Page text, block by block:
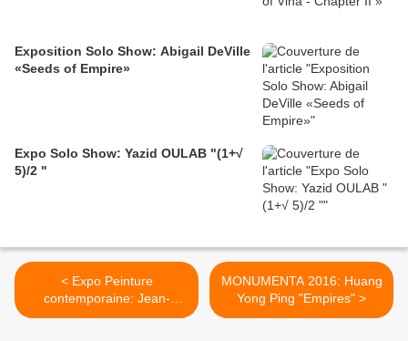
Exposition Solo Show: Abigail DeVille
«Seeds of Empire»
Expo Solo Show: Yazid OULAB "(1+√
5)/2 "
< Expo Peinture
contemporaine: Jean-
Michel ABEROLA "Les
MONUMENTA 2016: Huang
Yong Ping "Empires" >